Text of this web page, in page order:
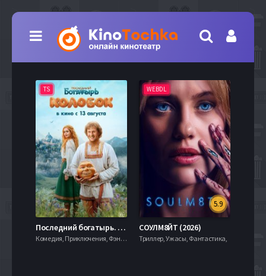
TS
Последний богатырь. Колобок (2026)
Комедия, Приключения, Фэнтези,
WEBDL
5.9
СОУЛМ8ЙТ (2026)
Триллер, Ужасы, Фантастика,